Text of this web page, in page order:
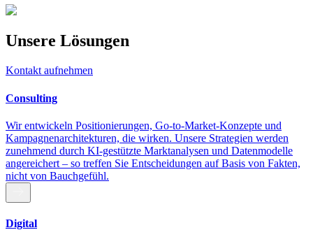
Unsere Lösungen
Kontakt aufnehmen
Consulting
Wir entwickeln Positionierungen, Go-to-Market-Konzepte und
Kampagnenarchitekturen, die wirken. Unsere Strategien werden
zunehmend durch KI-gestützte Marktanalysen und Datenmodelle
angereichert – so treffen Sie Entscheidungen auf Basis von Fakten,
nicht von Bauchgefühl.
Digital